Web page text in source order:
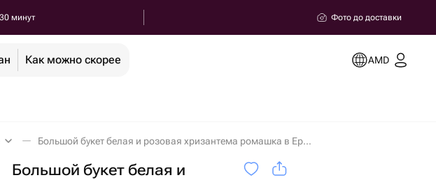
минут Фото до доставки
Как можно скорее AMD
Большой букет белая и розовая хризантема ромашка в Ереване
Большой букет белая и